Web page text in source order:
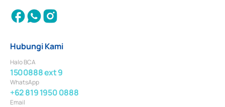
Hubungi Kami
Halo BCA
1500888 ext 9
WhatsApp
+62 819 1950 0888
Email